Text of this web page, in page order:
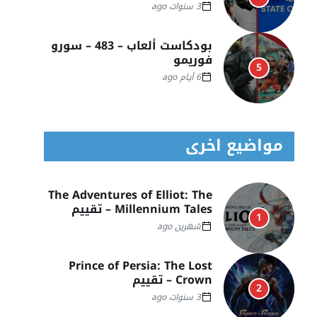
3 سنوات ago
5
بودكاست ألعاب – 483 – سورو
فوريمو
6 أيام ago
مواضيع اخرى
1
The Adventures of Elliot: The
Millennium Tales – تقييم
شهرين ago
2
Prince of Persia: The Lost
Crown – تقييم
3 سنوات ago